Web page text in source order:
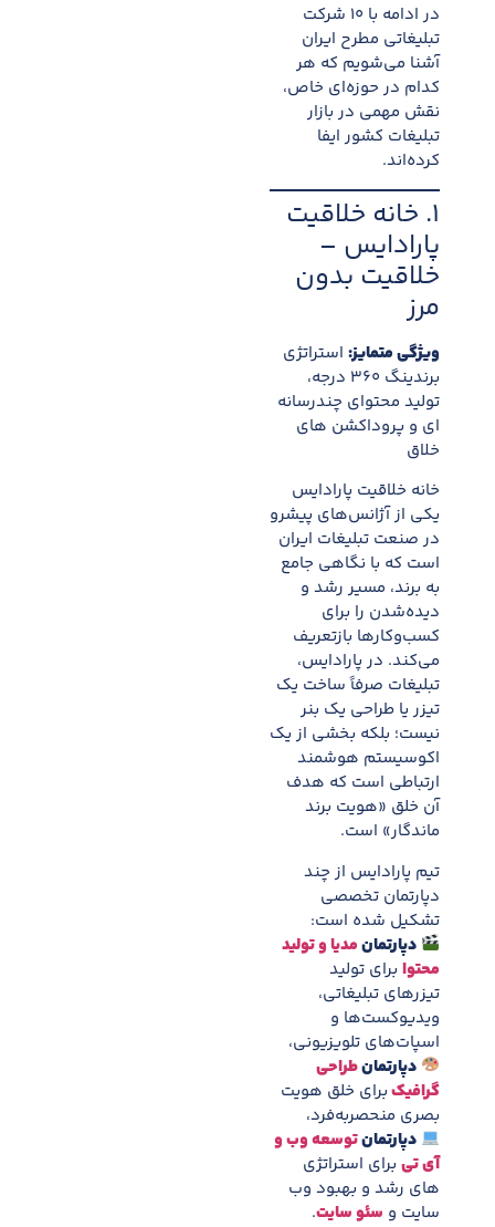
در ادامه با ۱۰ شرکت
تبلیغاتی مطرح ایران
آشنا می‌شویم که هر
کدام در حوزه‌ای خاص،
نقش مهمی در بازار
تبلیغات کشور ایفا
کرده‌اند.
۱. خانه خلاقیت
پارادایس –
خلاقیت بدون
مرز
ویژگی متمایز: استراتژی
برندینگ ۳۶۰ درجه،
تولید محتوای چندرسانه
ای و پروداکشن های
خلاق
خانه خلاقیت پارادایس
یکی از آژانس‌های پیشرو
در صنعت تبلیغات ایران
است که با نگاهی جامع
به برند، مسیر رشد و
دیده‌شدن را برای
کسب‌وکارها بازتعریف
می‌کند. در پارادایس،
تبلیغات صرفاً ساخت یک
تیزر یا طراحی یک بنر
نیست؛ بلکه بخشی از یک
اکوسیستم هوشمند
ارتباطی است که هدف
آن خلق «هویت برند
ماندگار» است.
تیم پارادایس از چند
دپارتمان تخصصی
تشکیل شده است:
دپارتمانمدیا و تولید
محتوا برای تولید
تیزرهای تبلیغاتی،
ویدیوکست‌ها و
اسپات‌های تلویزیونی،
دپارتمانطراحی
گرافیکبرای خلق هویت
بصری منحصربه‌فرد،
دپارتمانتوسعه وب و
آی تی برای استراتژی
های رشد و بهبود وب
سایت و سئو سایت.